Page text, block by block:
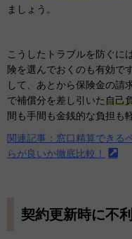
ましょう。
こうしたトラブルを防ぐに
険を選んでおくのも有効で
して、あとから保険金の請
で補償分を差し引いた自己
間も手間も金銭的な負担も
関連記事：窓口精算できる
らが良いか徹底比較！
契約更新時に不